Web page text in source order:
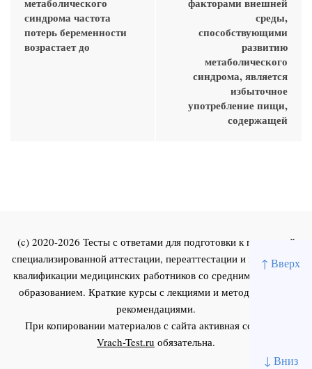
↑ Вверх
↓ Вниз
синдрома частота
потерь беременности
возрастает до
среды,
способствующими
развитию
метаболического
синдрома, является
избыточное
употребление пищи,
содержащей
(c) 2020-2026 Тесты с ответами для подготовки к первичной
специализированной аттестации, переаттестации и повышения
квалификации медицинских работников со средним и высшим
образованием. Краткие курсы с лекциями и методическими
рекомендациями.
При копировании материалов с сайта активная ссылка на
Vrach-Test.ru обязательна.